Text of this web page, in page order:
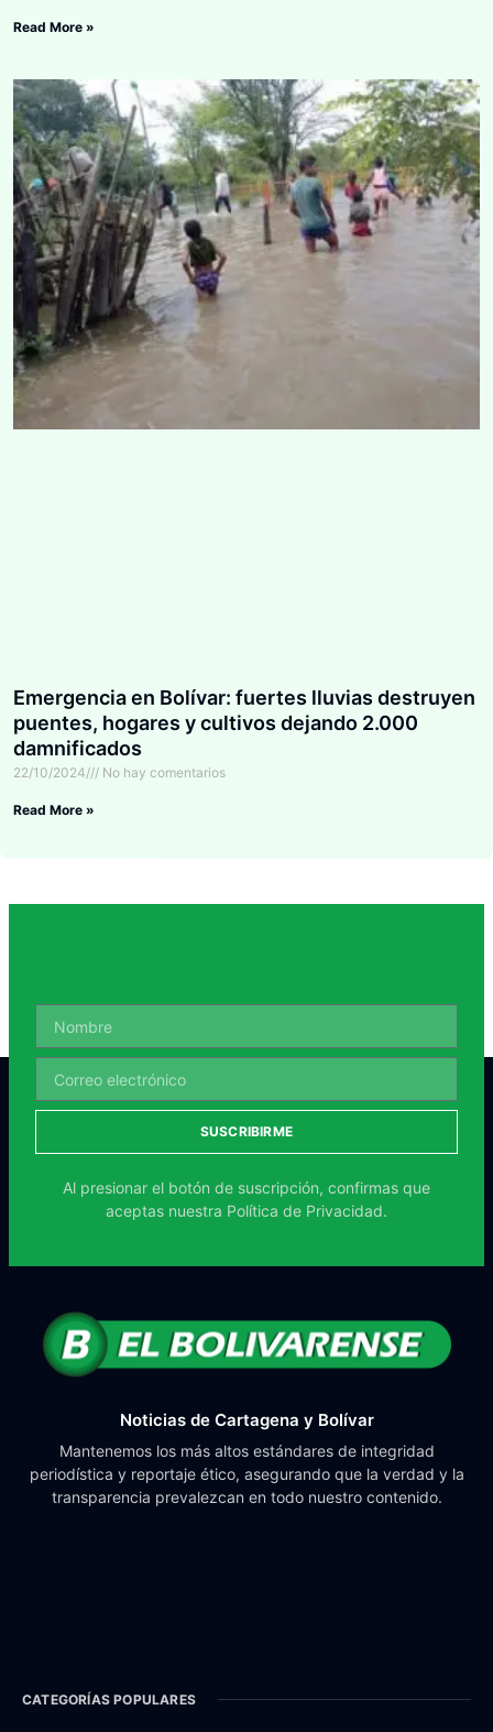
Read More »
Emergencia en Bolívar: fuertes lluvias destruyen
puentes, hogares y cultivos dejando 2.000
damnificados
22/10/2024 No hay comentarios
Read More »
SUSCRIBIRME
Al presionar el botón de suscripción, confirmas que
aceptas nuestra Política de Privacidad.
Noticias de Cartagena y Bolívar
Mantenemos los más altos estándares de integridad
periodística y reportaje ético, asegurando que la verdad y la
transparencia prevalezcan en todo nuestro contenido.
CATEGORÍAS POPULARES